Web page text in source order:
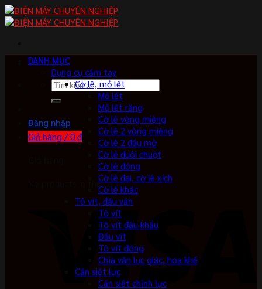
Skip
to
Tìm
kiếm:
Đăng nhập
Giỏ hàng /0 ₫
No products in the cart.
DANH MỤC
Dụng cụ cầm tay
Cờ lê, mỏ lết
Mỏ lết
Mỏ lết răng
Cờ lê vòng miệng
Cờ lê 2 vòng miệng
Cờ lê 2 đầu mở
Cờ lê đuôi chuột
Cờ lê đóng
Cờ lê đai, cờ lê xích
Cờ lê khác
Tô vít, đầu vặn
Tô vít
Tô vít đầu khẩu
Đầu vít
Tô vít đóng
Chìa vặn lục giác, hoa khế
Cần siết lực
Cần siết chỉnh lực